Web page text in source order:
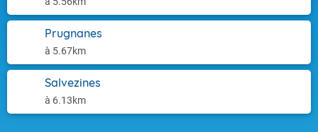
Prugnanes
à 5.67km
Salvezines
à 6.13km